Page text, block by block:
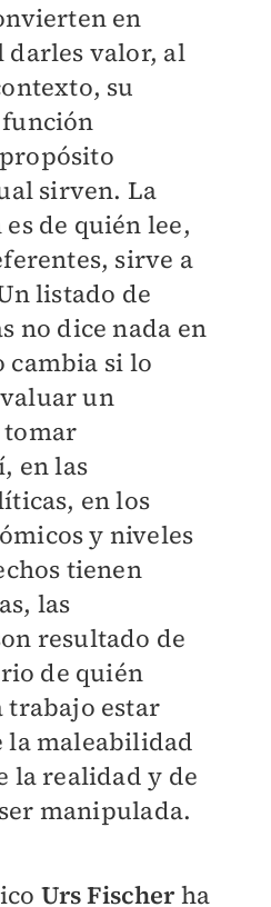
en
valor, al
su
sirven. La
de quién lee,
sirve a
listado de
no dice nada en
cambia si lo
un
tomar
en las
en los
y niveles
tienen
las
resultado de
de quién
trabajo estar
la maleabilidad
la realidad y de
manipulada.
Urs Fischerha